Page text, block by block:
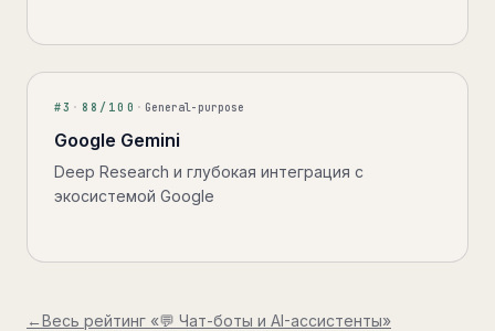
#3 · 88 /100 · General-purpose
Google Gemini
Deep Research и глубокая интеграция с
экосистемой Google
←Весь рейтинг «💬 Чат-боты и AI-ассистенты»